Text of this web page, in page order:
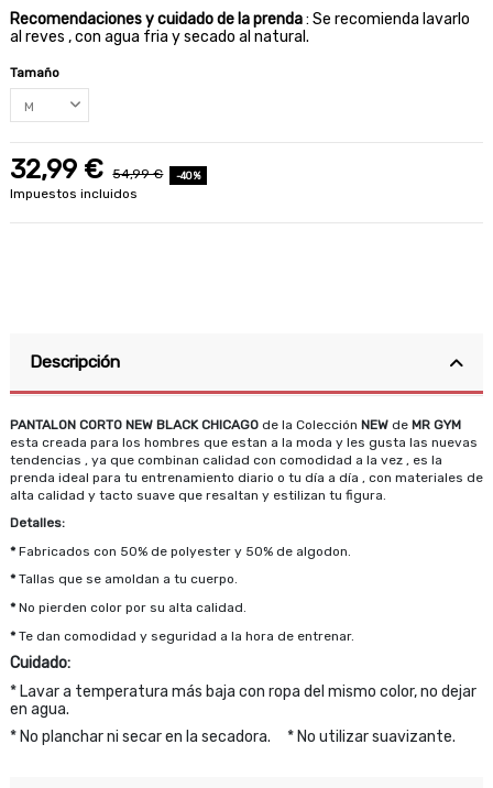
Recomendaciones y cuidado de la prenda: Se recomienda lavarlo
al reves , con agua fria y secado al natural.
Tamaño
32,99 € 54,99 € -40%
Impuestos incluidos
Descripción
PANTALON CORTO NEW BLACK CHICAGO de la Colección NEW de MR GYM
esta creada para los hombres que estan a la moda y les gusta las nuevas
tendencias , ya que combinan calidad con comodidad a la vez , es la
prenda ideal para tu entrenamiento diario o tu día a día , con materiales de
alta calidad y tacto suave que resaltan y estilizan tu figura.
Detalles:
* Fabricados con 50% de polyester y 50% de algodon.
* Tallas que se amoldan a tu cuerpo.
* No pierden color por su alta calidad.
* Te dan comodidad y seguridad a la hora de entrenar.
Cuidado:
* Lavar a temperatura más baja con ropa del mismo color, no dejar
en agua.
* No planchar ni secar en la secadora. * No utilizar suavizante.